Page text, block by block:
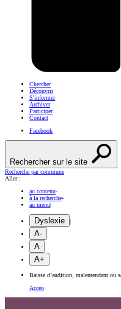
Chercher
Découvrir
S'informer
Archiver
Participer
Contact
Facebook
Rechercher sur le site
Recherche par commune
Aller :
au contenu-
à la recherche-
au menu|
Dyslexie |
A-
A
A+
Baisse d’audition, malentendant ou
Acceo